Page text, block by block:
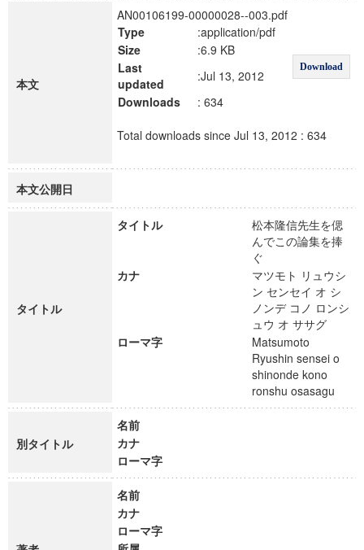
本文
AN00106199-00000028--003.pdf
Type
:application/pdf
Download
Size
:6.9 KB
Last
updated
:Jul 13, 2012
Downloads
: 634
Total downloads since Jul 13, 2012 : 634
本文公開日
タイトル
タイトル
松本隆信先生を偲
んでこの論集を捧
ぐ
カナ
マツモト リュウシ
ン センセイ オ シ
ノンデ コノ ロンシ
ュウ オ ササグ
ローマ字
Matsumoto
Ryushin sensei o
shinonde kono
ronshu osasagu
別タイトル
名前
カナ
ローマ字
名前
カナ
ローマ字